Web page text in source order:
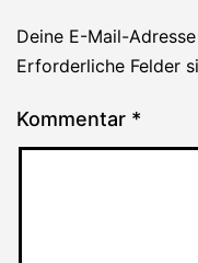
Deine E-Mail-
Erforderliche Felder
Kommentar *